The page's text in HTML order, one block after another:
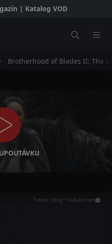
| Katalog VOD
Brotherhood of Blades II: The
Trailer, zdroj: Youtube.com